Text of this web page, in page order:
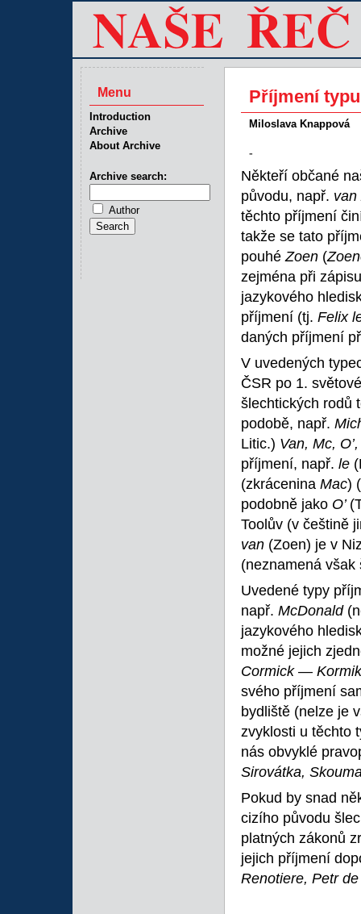
Příjmení
Miloslava Knappová
-
Někteří občané
původu, např. van
těchto příjmení
takže se tato
pouhéZoen (
zejména při
jazykového
příjmení (tj. Felix
daných příjmení
V uvedených
ČSR po 1.
šlechtických rodů
podobě, např.
Litic.) Van, Mc, O
příjmení, např. le
(zkrácenina Mac)
podobně jako O’
Toolův (v češtině
van (Zoen) je v
(neznamená
Uvedené typy
např. McDonald
jazykového
možné jejich
Cormick — Kormik
svého příjmení
bydliště (nelze je
zvyklosti u těchto
nás obvyklé
Sirovátka,
Pokud by snad
cizího původu
platných zákonů
jejich příjmení
Renotiere, Petr
Menu
Introduction
Archive
About Archive
Archive search:
Author